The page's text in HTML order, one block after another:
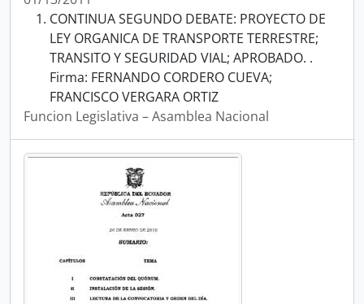
CONTINUA SEGUNDO DEBATE: PROYECTO DE
LEY ORGANICA DE TRANSPORTE TERRESTRE;
TRANSITO Y SEGURIDAD VIAL; APROBADO. .
Firma: FERNANDO CORDERO CUEVA;
FRANCISCO VERGARA ORTIZ
Funcion Legislativa – Asamblea Nacional